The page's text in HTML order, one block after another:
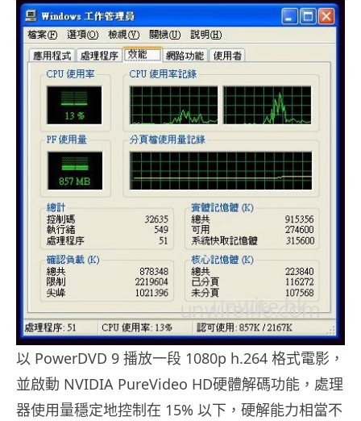
以 PowerDVD 9 播放一段 1080p h.264 格式電影，
並啟動 NVIDIA PureVideo HD硬體解碼功能，處理
器使用量穩定地控制在 15% 以下，硬解能力相當不